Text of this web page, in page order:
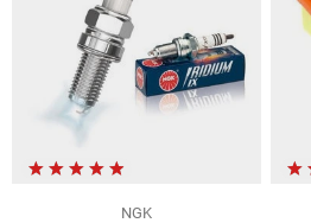
NGK